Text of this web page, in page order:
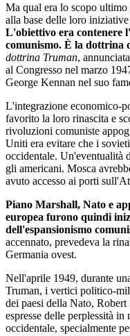
Ma qual era lo scopo ultimo
alla base delle loro
L'obiettivo era contenere
comunismo. È la dottrina
dottrina Truman,
al Congresso nel marzo
George Kennan nel suo
L'integrazione economico-
favorito la loro rinascita e
rivoluzioni comuniste
Uniti era evitare che i
occidentale. Un'eventualità
gli americani. Mosca
avuto accesso ai porti
Piano Marshall, Nato e
europea furono quindi
dell'espansionismo
accennato, prevedeva la
Germania ovest.
Nell'aprile 1949, durante
Truman, i vertici politico-
dei paesi della Nato,
espresse delle perplessità
occidentale, specialmente